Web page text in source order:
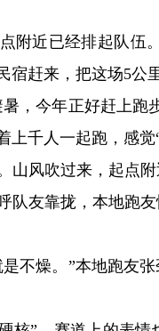
附近已经排起队伍
赶来，把这场5公
，今年正好赶上
千人一起跑，感觉
山风吹过来，起点
队友靠拢，本地跑
不燥。”本地跑友